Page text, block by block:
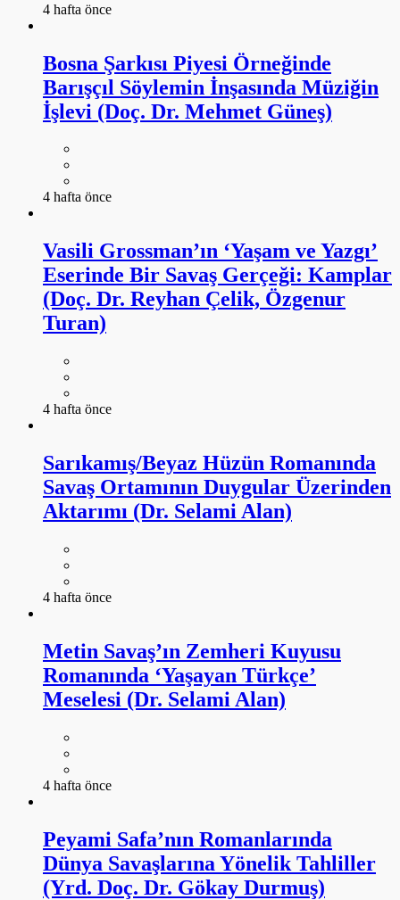
4 hafta önce
Bosna Şarkısı Piyesi Örneğinde
Barışçıl Söylemin İnşasında Müziğin
İşlevi (Doç. Dr. Mehmet Güneş)
4 hafta önce
Vasili Grossman’ın ‘Yaşam ve Yazgı’
Eserinde Bir Savaş Gerçeği: Kamplar
(Doç. Dr. Reyhan Çelik, Özgenur
Turan)
4 hafta önce
Sarıkamış/Beyaz Hüzün Romanında
Savaş Ortamının Duygular Üzerinden
Aktarımı (Dr. Selami Alan)
4 hafta önce
Metin Savaş’ın Zemheri Kuyusu
Romanında ‘Yaşayan Türkçe’
Meselesi (Dr. Selami Alan)
4 hafta önce
Peyami Safa’nın Romanlarında
Dünya Savaşlarına Yönelik Tahliller
(Yrd. Doç. Dr. Gökay Durmuş)